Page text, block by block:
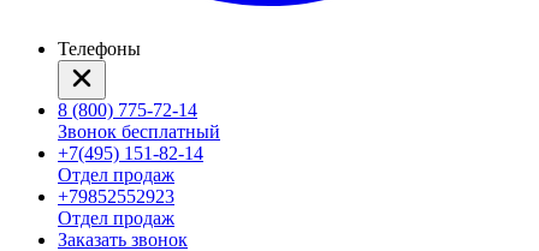
Телефоны
8 (800) 775-72-14
Звонок бесплатный
+7(495) 151-82-14
Отдел продаж
+79852552923
Отдел продаж
Заказать звонок